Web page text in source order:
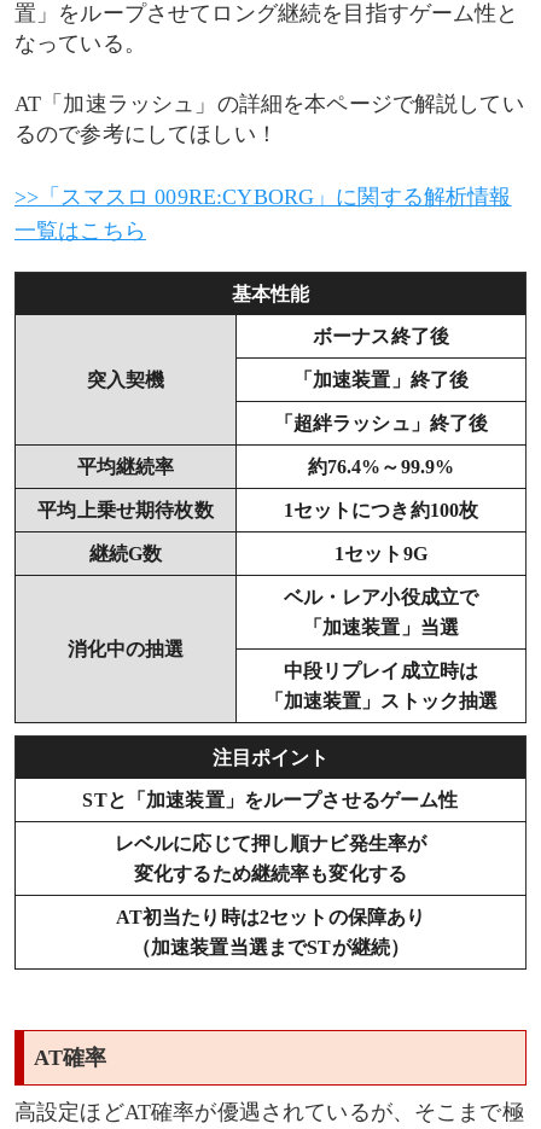
ベルナビ上乗せ抽選
ベルナビ規定回数到達時のボーナス以上当選率
ボーナスの詳細
上位AT「超絆ラッシュ」
加速装置継続時のキャラ
エンディングの詳細
エンディングの発生条件
エンディングの恩恵
超加速モード
超加速モード突入契機
超加速モード濃厚演出
超加速モードの性能
AT中の設定示唆演出
獲得枚数表示
AT終了後の挙動
置」をループさせてロング継続を目指すゲーム性と
なっている。
AT「加速ラッシュ」の詳細を本ページで解説してい
るので参考にしてほしい！
>>「スマスロ 009RE:CYBORG」に関する解析情報
一覧はこちら
基本性能
突入契機
ボーナス終了後
「加速装置」終了後
「超絆ラッシュ」終了後
平均継続率 約76.4%～99.9%
平均上乗せ期待枚数 1セットにつき約100枚
継続G数 1セット9G
消化中の抽選
ベル・レア小役成立で
「加速装置」当選
中段リプレイ成立時は
「加速装置」ストック抽選
注目ポイント
STと「加速装置」をループさせるゲーム性
レベルに応じて押し順ナビ発生率が
変化するため継続率も変化する
AT初当たり時は2セットの保障あり
（加速装置当選までSTが継続）
AT確率
高設定ほどAT確率が優遇されているが、そこまで極